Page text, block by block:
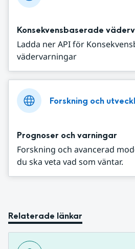
Konsekvensbaserade
Ladda ner API för
vädervarningar
Forskning och
Prognoser och varningar
Forskning och avancerad
du ska veta vad som väntar.
Relaterade länkar